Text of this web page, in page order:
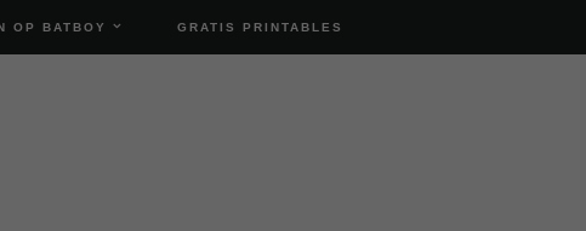
OP BATBOY GRATIS PRINTABLES